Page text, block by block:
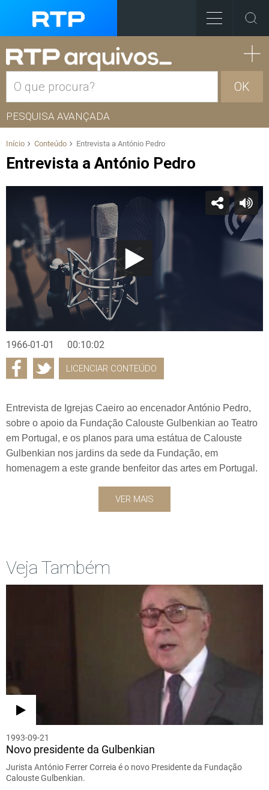
OK
PESQUISA AVANÇADA
Início Conteúdo Entrevista a António Pedro
Entrevista a António Pedro
1966-01-01 00:10:02
LICENCIAR CONTEÚDO
Entrevista de Igrejas Caeiro ao encenador António Pedro,
sobre o apoio da Fundação Calouste Gulbenkian ao Teatro
em Portugal, e os planos para uma estátua de Calouste
Gulbenkian nos jardins da sede da Fundação, em
homenagem a este grande benfeitor das artes em Portugal.
VER MAIS
Veja Também
1993-09-21
Novo presidente da Gulbenkian
Jurista António Ferrer Correia é o novo Presidente da Fundação
Calouste Gulbenkian.